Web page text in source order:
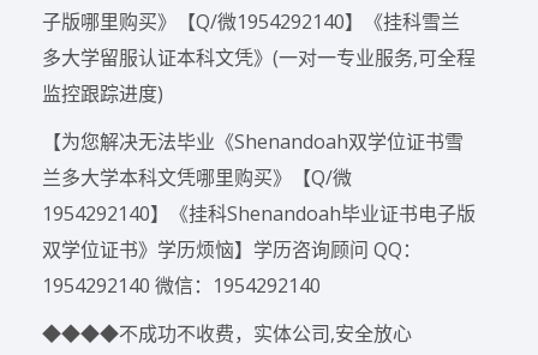
子版哪里购买》【Q/微1954292140】《挂科雪兰
多大学留服认证本科文凭》(一对一专业服务,可全程
监控跟踪进度)
【为您解决无法毕业《Shenandoah双学位证书雪
兰多大学本科文凭哪里购买》【Q/微
1954292140】《挂科Shenandoah毕业证书电子版
双学位证书》学历烦恼】学历咨询顾问 QQ：
1954292140 微信：1954292140
◆◆◆◆不成功不收费，实体公司,安全放心